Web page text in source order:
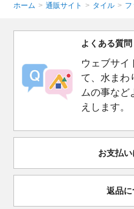
ホーム > 通販サイト > タイル > フ
よくある質問
ウェブサイ
て、水まわ
ムの事など
えします。
お支払
返品に